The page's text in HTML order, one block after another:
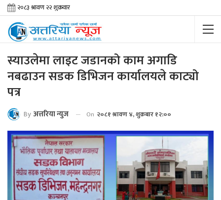
स्याउलेमा लाइट जडानको काम अगाडि
नबढाउन सडक डिभिजन कार्यालयले काट्यो
पत्र
By अत्तरिया न्युज On २०८१ श्रावण ४, शुक्रबार १२:००